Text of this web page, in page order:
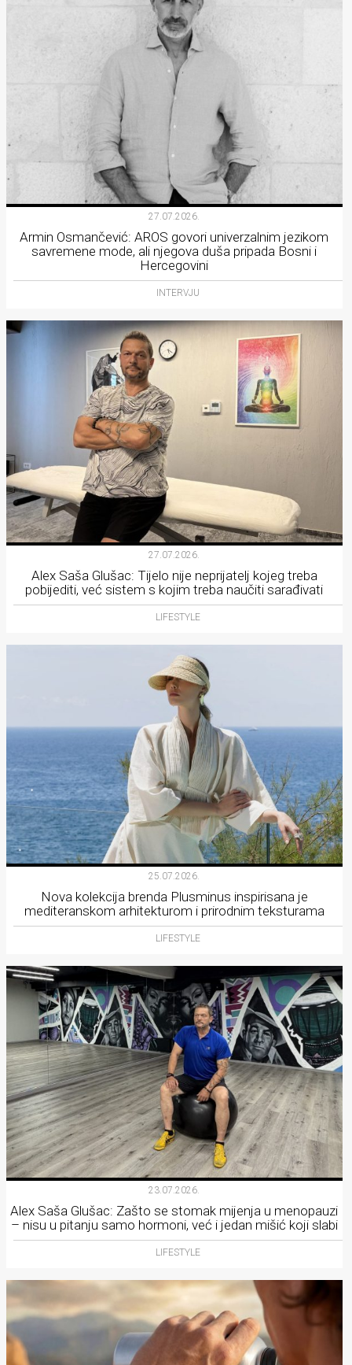
27.07.2026.
Armin Osmančević: AROS govori univerzalnim jezikom
savremene mode, ali njegova duša pripada Bosni i
Hercegovini
INTERVJU
27.07.2026.
Alex Saša Glušac: Tijelo nije neprijatelj kojeg treba
pobijediti, već sistem s kojim treba naučiti sarađivati
LIFESTYLE
25.07.2026.
Nova kolekcija brenda Plusminus inspirisana je
mediteranskom arhitekturom i prirodnim teksturama
LIFESTYLE
23.07.2026.
Alex Saša Glušac: Zašto se stomak mijenja u menopauzi
– nisu u pitanju samo hormoni, već i jedan mišić koji slabi
LIFESTYLE